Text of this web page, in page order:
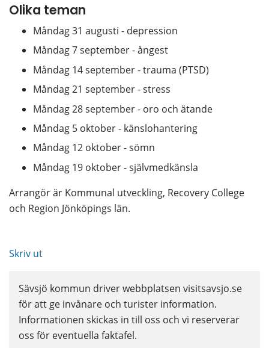
Olika teman
Måndag 31 augusti - depression
Måndag 7 september - ångest
Måndag 14 september - trauma (PTSD)
Måndag 21 september - stress
Måndag 28 september - oro och ätande
Måndag 5 oktober - känslohantering
Måndag 12 oktober - sömn
Måndag 19 oktober - självmedkänsla
Arrangör är Kommunal utveckling, Recovery College
och Region Jönköpings län.
Skriv ut
Sävsjö kommun driver webbplatsen visitsavsjo.se
för att ge invånare och turister information.
Informationen skickas in till oss och vi reserverar
oss för eventuella faktafel.